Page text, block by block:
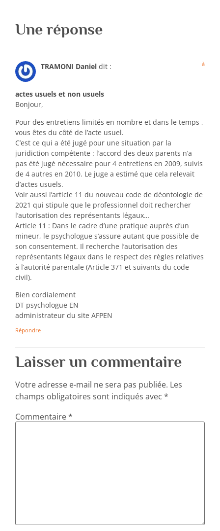
Une réponse
TRAMONI Daniel dit : à
actes usuels et non usuels
Bonjour,
Pour des entretiens limités en nombre et dans le temps ,
vous êtes du côté de l’acte usuel.
C’est ce qui a été jugé pour une situation par la
juridiction compétente : l’accord des deux parents n’a
pas été jugé nécessaire pour 4 entretiens en 2009, suivis
de 4 autres en 2010. Le juge a estimé que cela relevait
d’actes usuels.
Voir aussi l’article 11 du nouveau code de déontologie de
2021 qui stipule que le professionnel doit rechercher
l’autorisation des représentants légaux…
Article 11 : Dans le cadre d’une pratique auprès d’un
mineur, le psychologue s’assure autant que possible de
son consentement. Il recherche l’autorisation des
représentants légaux dans le respect des règles relatives
à l’autorité parentale (Article 371 et suivants du code
civil).
Bien cordialement
DT psychologue EN
administrateur du site AFPEN
Répondre
Laisser un commentaire
Votre adresse e-mail ne sera pas publiée. Les
champs obligatoires sont indiqués avec*
Commentaire*